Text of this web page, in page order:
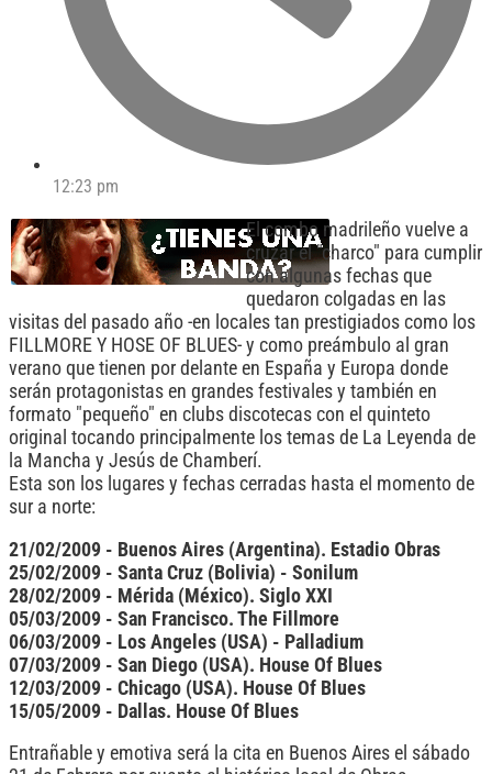
12:23 pm
El combo madrileño vuelve a
cruzar el "charco" para cumplir
con algunas fechas que
quedaron colgadas en las
visitas del pasado año -en locales tan prestigiados como los
FILLMORE Y HOSE OF BLUES- y como preámbulo al gran
verano que tienen por delante en España y Europa donde
serán protagonistas en grandes festivales y también en
formato "pequeño" en clubs discotecas con el quinteto
original tocando principalmente los temas de La Leyenda de
la Mancha y Jesús de Chamberí.
Esta son los lugares y fechas cerradas hasta el momento de
sur a norte:
21/02/2009 - Buenos Aires (Argentina). Estadio Obras
25/02/2009 - Santa Cruz (Bolivia) - Sonilum
28/02/2009 - Mérida (México). Siglo XXI
05/03/2009 - San Francisco. The Fillmore
06/03/2009 - Los Angeles (USA) - Palladium
07/03/2009 - San Diego (USA). House Of Blues
12/03/2009 - Chicago (USA). House Of Blues
15/05/2009 - Dallas. House Of Blues
Entrañable y emotiva será la cita en Buenos Aires el sábado